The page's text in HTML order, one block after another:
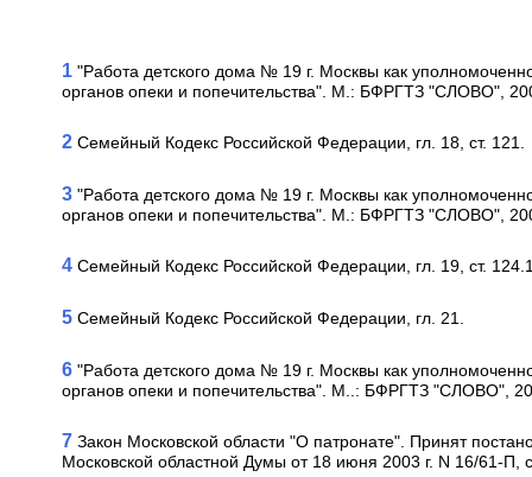
1 "Работа детского дома № 19 г. Москвы как
органов опеки и попечительства". М.: БФРГТЗ "СЛОВО",
2 Семейный Кодекс Российской Федерации, гл. 18, ст. 121.
3 "Работа детского дома № 19 г. Москвы как
органов опеки и попечительства". М.: БФРГТЗ "СЛОВО",
4 Семейный Кодекс Российской Федерации, гл. 19, ст.
5 Семейный Кодекс Российской Федерации, гл. 21.
6 "Работа детского дома № 19 г. Москвы как
органов опеки и попечительства". М..: БФРГТЗ "СЛОВО",
7 Закон Московской области "О патронате". Принят
Московской областной Думы от 18 июня 2003 г. N 16/61-П,